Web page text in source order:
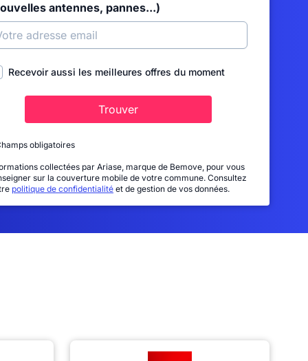
antennes, pannes...)
Recevoir aussi les meilleures offres du moment
Trouver
obligatoires
collectées par Ariase, marque de Bemove, pour vous
sur la couverture mobile de votre commune. Consultez
politique de confidentialité et de gestion de vos données.